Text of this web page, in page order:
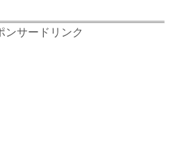
ンサードリンク